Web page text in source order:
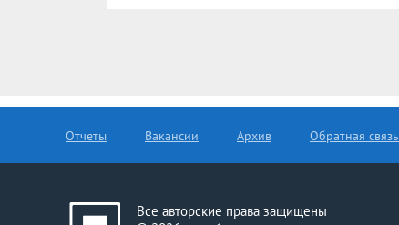
Отчеты Вакансии Архив Обратная связь
Все авторские права защищены